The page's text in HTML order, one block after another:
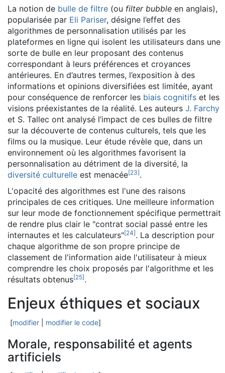
La notion de bulle de filtre (ou filter bubble en anglais),
popularisée par Eli Pariser, désigne l’effet des
algorithmes de personnalisation utilisés par les
plateformes en ligne qui isolent les utilisateurs dans une
sorte de bulle en leur proposant des contenus
correspondant à leurs préférences et croyances
antérieures. En d’autres termes, l’exposition à des
informations et opinions diversifiées est limitée, ayant
pour conséquence de renforcer les biais cognitifs et les
visions préexistantes de la réalité. Les auteurs J. Farchy
et S. Tallec ont analysé l’impact de ces bulles de filtre
sur la découverte de contenus culturels, tels que les
films ou la musique. Leur étude révèle que, dans un
environnement où les algorithmes favorisent la
personnalisation au détriment de la diversité, la
diversité culturelle est menacée[23].
L'opacité des algorithmes est l'une des raisons
principales de ces critiques. Une meilleure information
sur leur mode de fonctionnement spécifique permettrait
de rendre plus clair le "contrat social passé entre les
internautes et les calculateurs"[24]. La description pour
chaque algorithme de son propre principe de
classement de l'information aide l'utilisateur à mieux
comprendre les choix proposés par l'algorithme et les
résultats obtenus[25].
Enjeux éthiques et sociaux
[modifier modifier le code]
Morale, responsabilité et agents
artificiels